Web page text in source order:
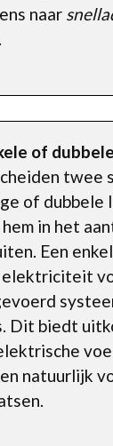
naar
of
twee
of dubbele
in het
Een
Dit biedt
natuurlijk